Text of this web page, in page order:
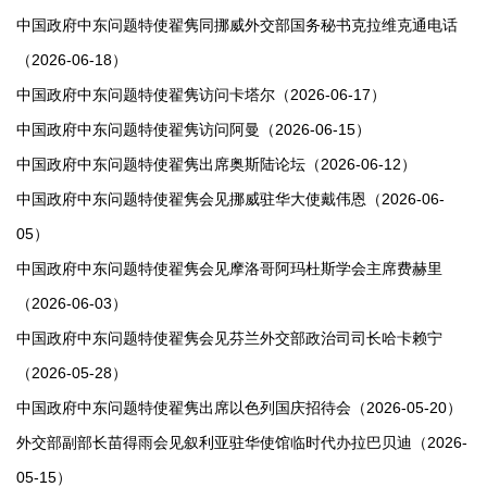
中国政府中东问题特使翟隽同挪威外交部国务秘书克拉维克通电话
（2026-06-18）
中国政府中东问题特使翟隽访问卡塔尔（2026-06-17）
中国政府中东问题特使翟隽访问阿曼（2026-06-15）
中国政府中东问题特使翟隽出席奥斯陆论坛（2026-06-12）
中国政府中东问题特使翟隽会见挪威驻华大使戴伟恩（2026-06-
05）
中国政府中东问题特使翟隽会见摩洛哥阿玛杜斯学会主席费赫里
（2026-06-03）
中国政府中东问题特使翟隽会见芬兰外交部政治司司长哈卡赖宁
（2026-05-28）
中国政府中东问题特使翟隽出席以色列国庆招待会（2026-05-20）
外交部副部长苗得雨会见叙利亚驻华使馆临时代办拉巴贝迪（2026-
05-15）